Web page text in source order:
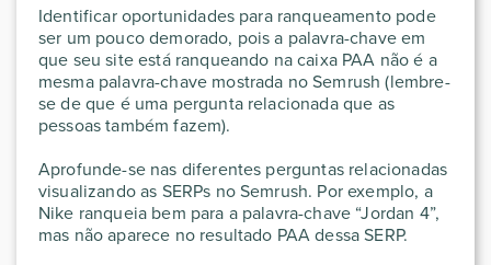
Identificar oportunidades para ranqueamento pode
ser um pouco demorado, pois a palavra-chave em
que seu site está ranqueando na caixa PAA não é a
mesma palavra-chave mostrada no Semrush (lembre-
se de que é uma pergunta relacionada que as
pessoas também fazem).
Aprofunde-se nas diferentes perguntas relacionadas
visualizando as SERPs no Semrush. Por exemplo, a
Nike ranqueia bem para a palavra-chave “Jordan 4”,
mas não aparece no resultado PAA dessa SERP.